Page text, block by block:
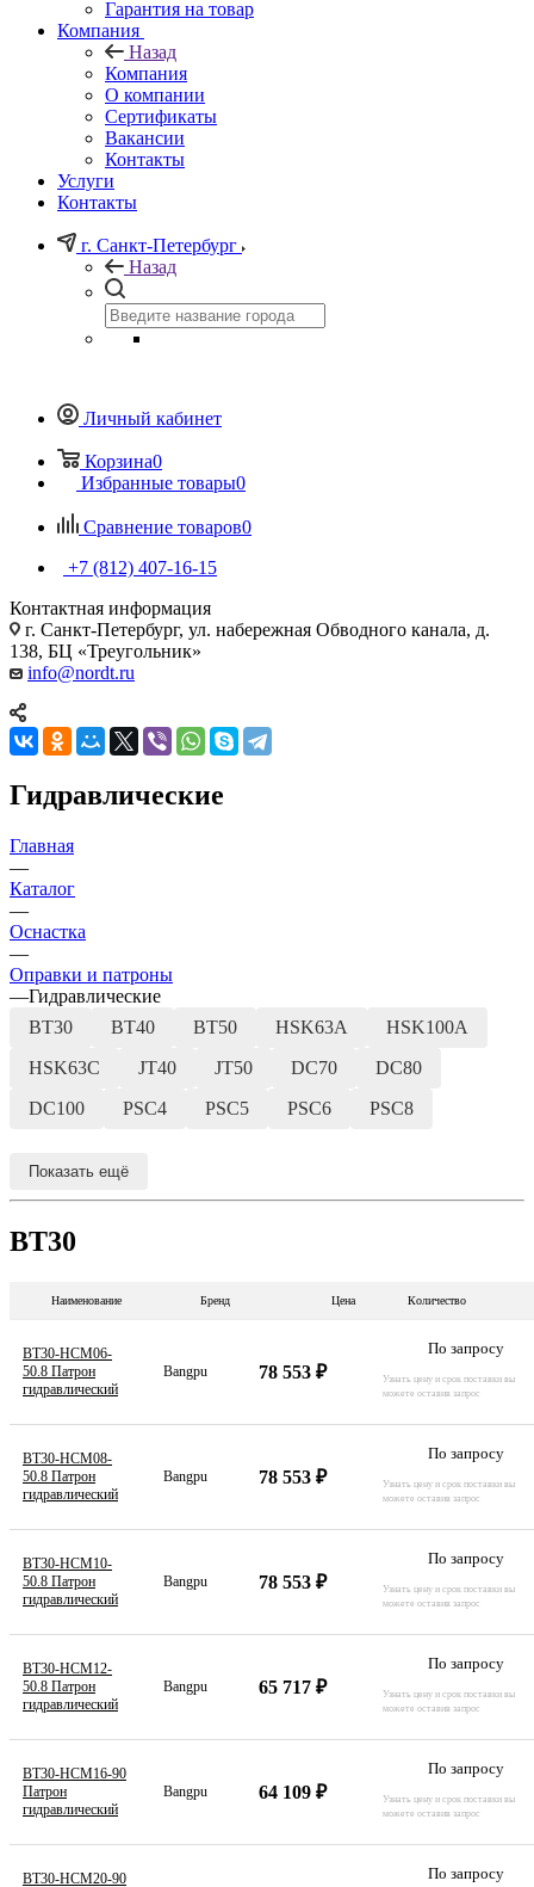
Гарантия на товар
Компания
Назад
Компания
О компании
Сертификаты
Вакансии
Контакты
Услуги
Контакты
г. Санкт-Петербург
Назад
Личный кабинет
Корзина0
Избранные товары0
Сравнение товаров0
+7 (812) 407-16-15
Контактная информация
г. Санкт-Петербург, ул. набережная Обводного канала, д.
138, БЦ «Треугольник»
info@nordt.ru
Гидравлические
Главная
—
Каталог
—
Оснастка
—
Оправки и патроны
—Гидравлические
BT30
BT40 BT50 HSK63A
HSK100A
HSK63C
JT40 JT50 DC70
DC80
DC100
PSC4 PSC5 PSC6 PSC8
Показать ещё
BT30
Наименование Бренд Цена Количество
BT30-HCM06-
50.8 Патрон
гидравлический
Bangpu 78 553 ₽
По запросу
Узнать цену и срок поставки вы
можете оставив запрос
BT30-HCM08-
50.8 Патрон
гидравлический
Bangpu 78 553 ₽
По запросу
Узнать цену и срок поставки вы
можете оставив запрос
BT30-HCM10-
50.8 Патрон
гидравлический
Bangpu 78 553 ₽
По запросу
Узнать цену и срок поставки вы
можете оставив запрос
BT30-HCM12-
50.8 Патрон
гидравлический
Bangpu 65 717 ₽
По запросу
Узнать цену и срок поставки вы
можете оставив запрос
BT30-HCM16-90
Патрон
гидравлический
Bangpu 64 109 ₽
По запросу
Узнать цену и срок поставки вы
можете оставив запрос
BT30-HCM20-90
По запросу